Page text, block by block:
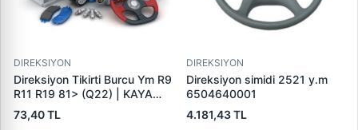
DIREKSIYON
Direksiyon Tikirti Burcu Ym R9
R11 R19 81> (Q22) | KAYA
KR-286 | OEM 77 00 799
093
73,40 TL
DIREKSIYON
Direksiyon simidi 2521 y.m
6504640001
4.181,43 TL